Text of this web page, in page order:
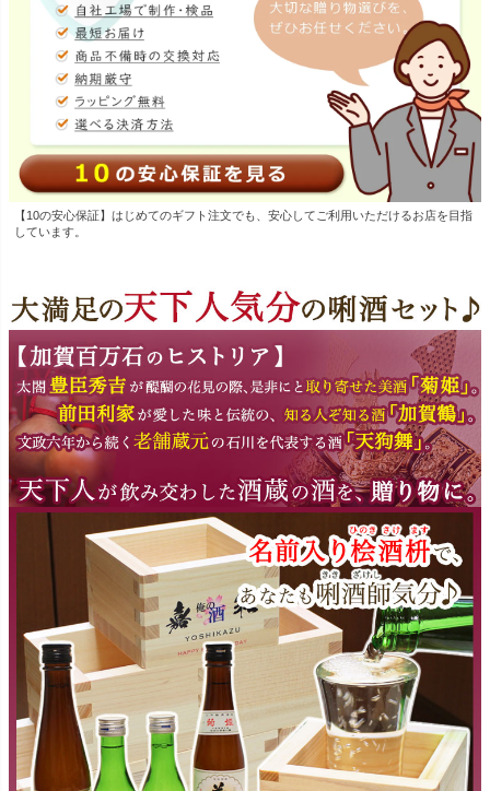
【10の安心保証】はじめてのギフト注文でも、安心してご利用いただけるお店を目指
しています。